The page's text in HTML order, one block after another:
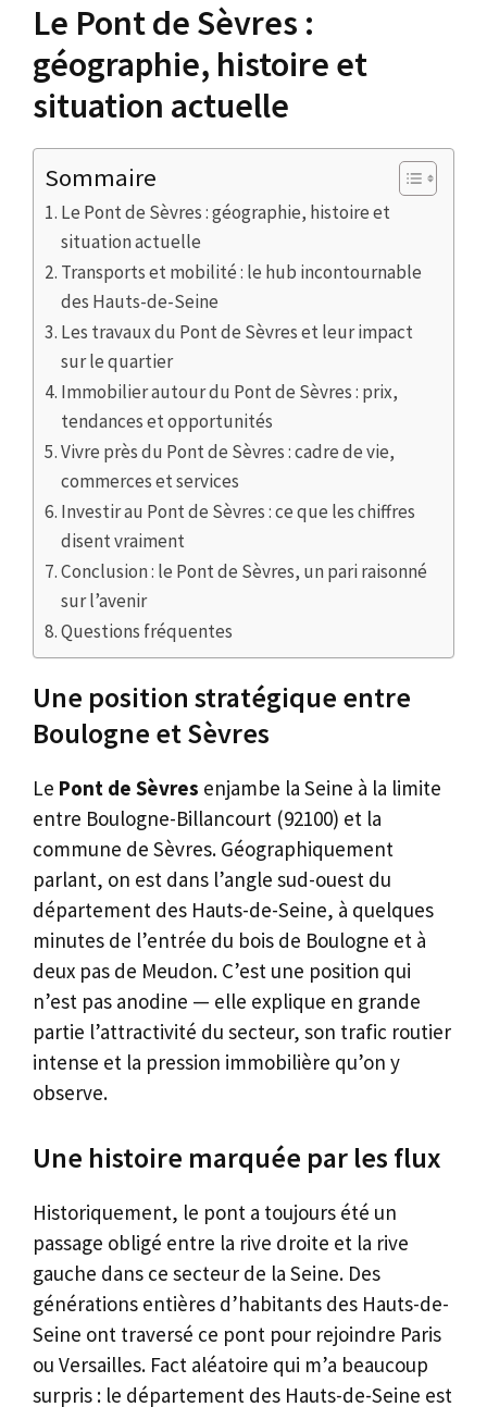
Le Pont de Sèvres :
géographie, histoire et
situation actuelle
Sommaire
Le Pont de Sèvres : géographie, histoire et
situation actuelle
Transports et mobilité : le hub incontournable
des Hauts-de-Seine
Les travaux du Pont de Sèvres et leur impact
sur le quartier
Immobilier autour du Pont de Sèvres : prix,
tendances et opportunités
Vivre près du Pont de Sèvres : cadre de vie,
commerces et services
Investir au Pont de Sèvres : ce que les chiffres
disent vraiment
Conclusion : le Pont de Sèvres, un pari raisonné
sur l’avenir
Questions fréquentes
Une position stratégique entre
Boulogne et Sèvres
Le Pont de Sèvres enjambe la Seine à la limite
entre Boulogne-Billancourt (92100) et la
commune de Sèvres. Géographiquement
parlant, on est dans l’angle sud-ouest du
département des Hauts-de-Seine, à quelques
minutes de l’entrée du bois de Boulogne et à
deux pas de Meudon. C’est une position qui
n’est pas anodine — elle explique en grande
partie l’attractivité du secteur, son trafic routier
intense et la pression immobilière qu’on y
observe.
Une histoire marquée par les flux
Historiquement, le pont a toujours été un
passage obligé entre la rive droite et la rive
gauche dans ce secteur de la Seine. Des
générations entières d’habitants des Hauts-de-
Seine ont traversé ce pont pour rejoindre Paris
ou Versailles. Fact aléatoire qui m’a beaucoup
surpris : le département des Hauts-de-Seine est